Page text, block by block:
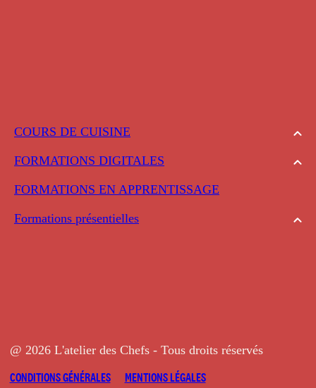
COURS DE CUISINE
FORMATIONS DIGITALES
FORMATIONS EN APPRENTISSAGE
Formations présentielles
@ 2026 L'atelier des Chefs - Tous droits réservés
CONDITIONS GÉNÉRALES
MENTIONS LÉGALES